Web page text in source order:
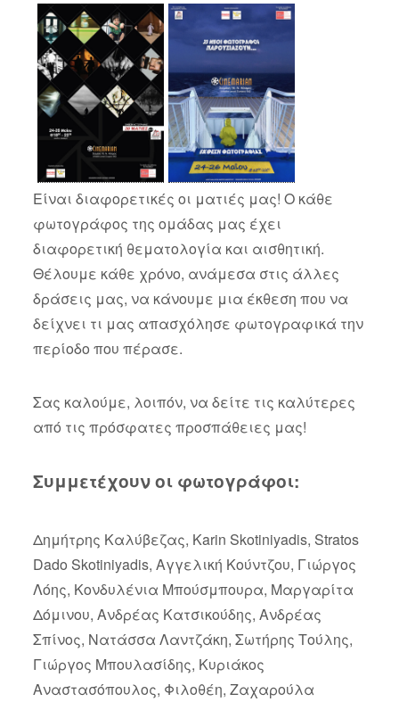
Είναι διαφορετικές οι ματιές μας! Ο κάθε
φωτογράφος της ομάδας μας έχει
διαφορετική θεματολογία και αισθητική.
Θέλουμε κάθε χρόνο, ανάμεσα στις άλλες
δράσεις μας, να κάνουμε μια έκθεση που να
δείχνει τι μας απασχόλησε φωτογραφικά την
περίοδο που πέρασε.
Σας καλούμε, λοιπόν, να δείτε τις καλύτερες
από τις πρόσφατες προσπάθειες μας!
Συμμετέχουν οι φωτογράφοι:
Δημήτρης Καλύβεζας, Κarin Skotiniyadis, Stratos
Dado Skotiniyadis, Αγγελική Κούντζου, Γιώργος
Λόης, Κονδυλένια Μπούσμπουρα, Μαργαρίτα
Δόμινου, Ανδρέας Κατσικούδης, Ανδρέας
Σπίνος, Νατάσσα Λαντζάκη, Σωτήρης Τούλης,
Γιώργος Μπουλασίδης, Κυριάκος
Αναστασόπουλος, Φιλοθέη, Ζαχαρούλα